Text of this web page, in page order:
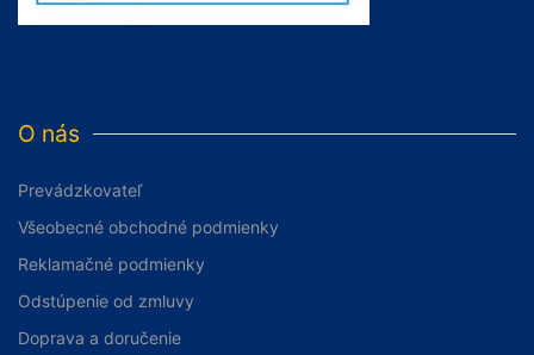
O nás
Prevádzkovateľ
Všeobecné obchodné podmienky
Reklamačné podmienky
Odstúpenie od zmluvy
Doprava a doručenie